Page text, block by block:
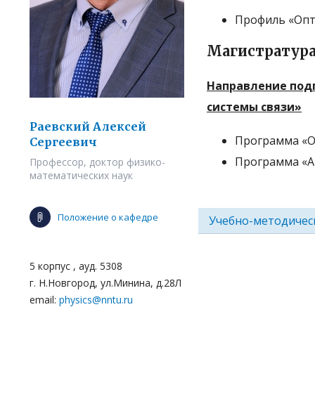
Раевский Алексей
Сергеевич
Профессор, доктор физико-
математических наук
Положение о кафедре
5 корпус , ауд. 5308
г. Н.Новгород, ул.Минина, д.28Л
email: physics@nntu.ru
Профиль
Направление
системы связи»
Программа
Программа
Учебно-